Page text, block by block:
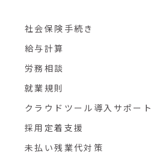
社会保険手続き
給与計算
労務相談
就業規則
クラウドツール導入サポート
採用定着支援
未払い残業代対策